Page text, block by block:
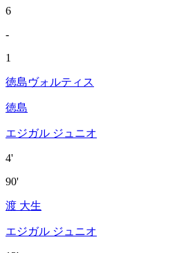
6
-
1
徳島ヴォルティス
徳島
エジガル ジュニオ
4'
90'
渡 大生
エジガル ジュニオ